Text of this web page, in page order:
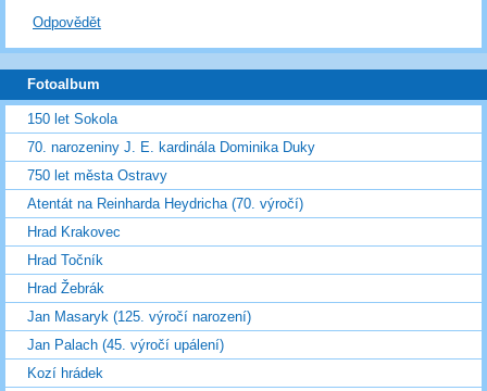
Odpovědět
Fotoalbum
150 let Sokola
70. narozeniny J. E. kardinála Dominika Duky
750 let města Ostravy
Atentát na Reinharda Heydricha (70. výročí)
Hrad Krakovec
Hrad Točník
Hrad Žebrák
Jan Masaryk (125. výročí narození)
Jan Palach (45. výročí upálení)
Kozí hrádek